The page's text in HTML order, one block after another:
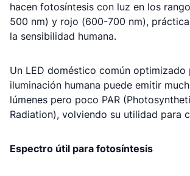
hacen fotosíntesis con luz en los
500 nm) y rojo (600-700 nm),
la sensibilidad humana.
Un LED doméstico común optimizado
iluminación humana puede emitir
lúmenes pero poco PAR
Radiation), volviendo su utilidad para
Espectro útil para fotosíntesis